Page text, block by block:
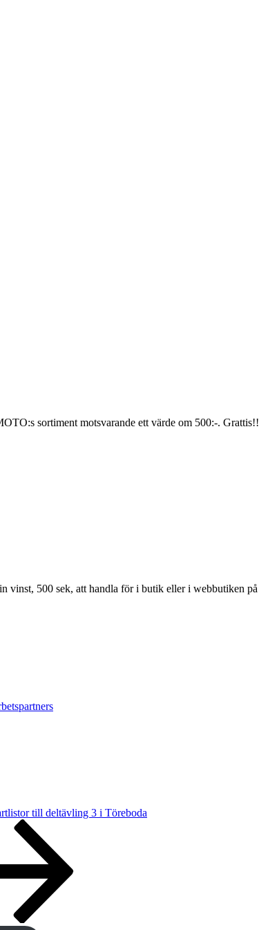
sortiment motsvarande ett värde om 500:-. Grattis!!
vinst, 500 sek, att handla för i butik eller i webbutiken på
till deltävling 3 i Töreboda